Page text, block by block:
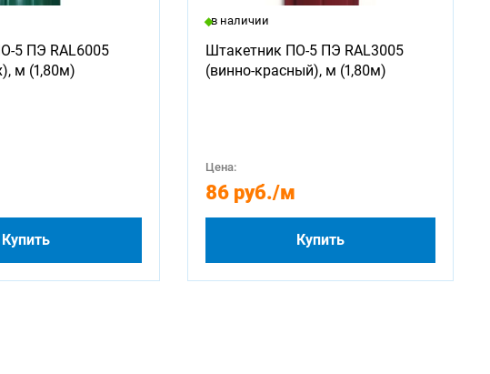
5 ПЭ RAL6005
м (1,80м)
Купить
в наличии
Штакетник ПО-5 ПЭ RAL3005
(винно-красный), м (1,80м)
Цена:
86 руб./м
Купить